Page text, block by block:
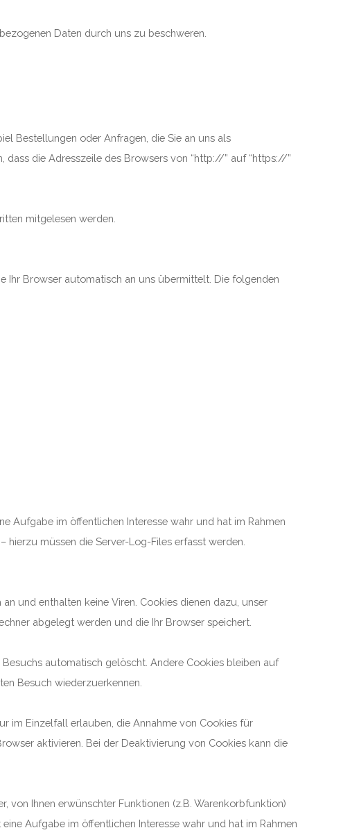
Daten durch uns zu beschweren.
Bestellungen oder Anfragen, die Sie an uns als
dass die Adresszeile des Browsers von “http://” auf “https://”
mitgelesen werden.
Ihr Browser automatisch an uns übermittelt. Die folgenden
Aufgabe im öffentlichen Interesse wahr und hat im Rahmen
müssen die Server-Log-Files erfasst werden.
und enthalten keine Viren. Cookies dienen dazu, unser
abgelegt werden und die Ihr Browser speichert.
Besuchs automatisch gelöscht. Andere Cookies bleiben auf
Besuch wiederzuerkennen.
im Einzelfall erlauben, die Annahme von Cookies für
aktivieren. Bei der Deaktivierung von Cookies kann die
Ihnen erwünschter Funktionen (z.B. Warenkorbfunktion)
Aufgabe im öffentlichen Interesse wahr und hat im Rahmen